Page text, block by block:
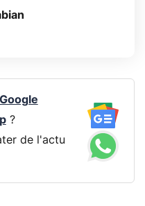
Google
?
de l'actu